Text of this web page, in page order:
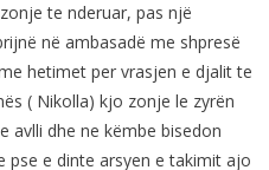
te nderuar, pas një
në ambasadë me shpresë
hetimet per vrasjen e djalit te
( Nikolla) kjo zonje le zyrën
avlli dhe ne këmbe bisedon
pse e dinte arsyen e takimit ajo